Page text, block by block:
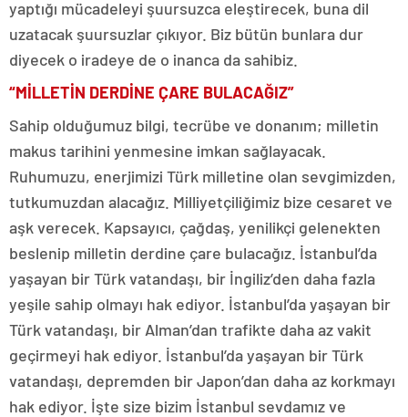
yaptığı mücadeleyi şuursuzca eleştirecek, buna dil
uzatacak şuursuzlar çıkıyor. Biz bütün bunlara dur
diyecek o iradeye de o inanca da sahibiz.
“MİLLETİN DERDİNE ÇARE BULACAĞIZ”
Sahip olduğumuz bilgi, tecrübe ve donanım; milletin
makus tarihini yenmesine imkan sağlayacak.
Ruhumuzu, enerjimizi Türk milletine olan sevgimizden,
tutkumuzdan alacağız. Milliyetçiliğimiz bize cesaret ve
aşk verecek. Kapsayıcı, çağdaş, yenilikçi gelenekten
beslenip milletin derdine çare bulacağız. İstanbul’da
yaşayan bir Türk vatandaşı, bir İngiliz’den daha fazla
yeşile sahip olmayı hak ediyor. İstanbul’da yaşayan bir
Türk vatandaşı, bir Alman’dan trafikte daha az vakit
geçirmeyi hak ediyor. İstanbul’da yaşayan bir Türk
vatandaşı, depremden bir Japon’dan daha az korkmayı
hak ediyor. İşte size bizim İstanbul sevdamız ve